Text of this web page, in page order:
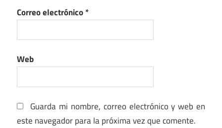
Correo electrónico*
Web
Guarda mi nombre, correo electrónico y web en
este navegador para la próxima vez que comente.